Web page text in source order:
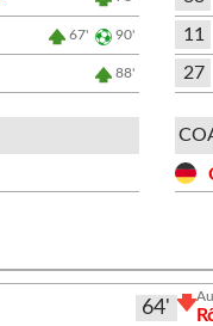
67' 90'
88'
11
27
64'